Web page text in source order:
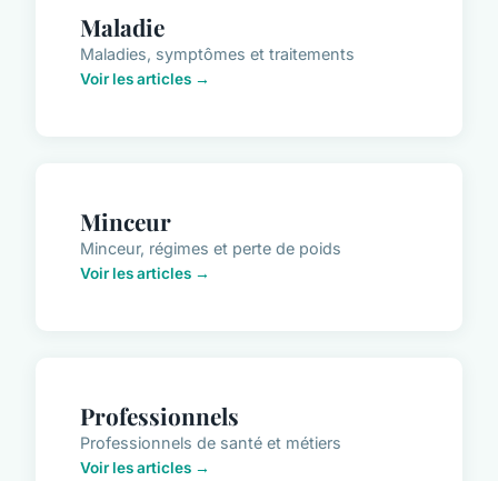
Maladie
Maladies, symptômes et traitements
Voir les articles →
Minceur
Minceur, régimes et perte de poids
Voir les articles →
Professionnels
Professionnels de santé et métiers
Voir les articles →